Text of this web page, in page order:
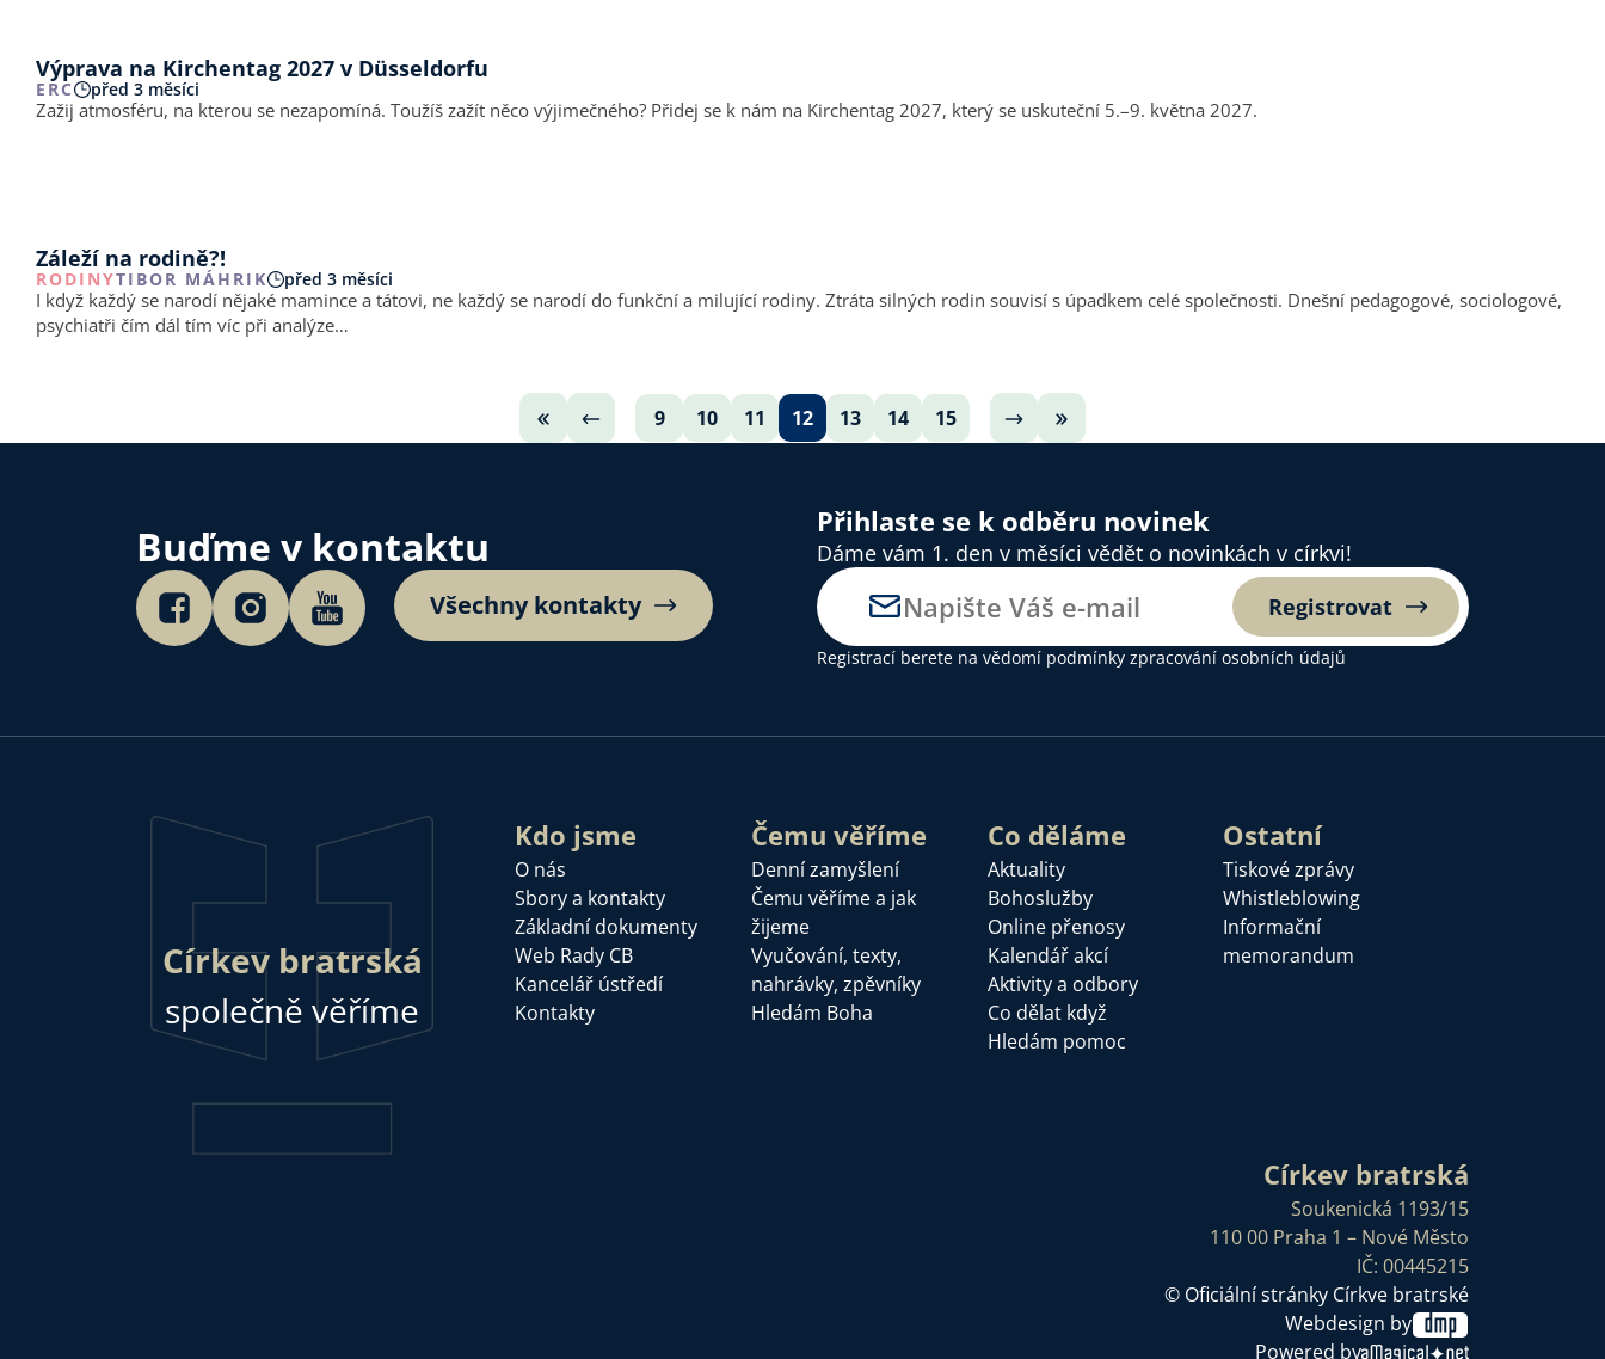
Výprava na Kirchentag 2027 v Düsseldorfu
ERC před 3 měsíci
Zažij atmosféru, na kterou se nezapomíná. Toužíš zažít něco výjimečného? Přidej se k nám na Kirchentag 2027, který se uskuteční 5.–9. května 2027.
Záleží na rodině?!
RODINYTIBOR MÁHRIK před 3 měsíci
I když každý se narodí nějaké mamince a tátovi, ne každý se narodí do funkční a milující rodiny. Ztráta silných rodin souvisí s úpadkem celé společnosti. Dnešní pedagogové, sociologové,
psychiatři čím dál tím víc při analýze…
9 10 11 12 13 14 15
Buďme v kontaktu
Všechny kontakty
Přihlaste se k odběru novinek
Dáme vám 1. den v měsíci vědět o novinkách v církvi!
Registrovat
Registrací berete na vědomí podmínky zpracování osobních údajů
Církev bratrská
společně věříme
Kdo jsme
O nás
Sbory a kontakty
Základní dokumenty
Web Rady CB
Kancelář ústředí
Kontakty
Čemu věříme
Denní zamyšlení
Čemu věříme a jak
žijeme
Vyučování, texty,
nahrávky, zpěvníky
Hledám Boha
Co děláme
Aktuality
Bohoslužby
Online přenosy
Kalendář akcí
Aktivity a odbory
Co dělat když
Hledám pomoc
Ostatní
Tiskové zprávy
Whistleblowing
Informační
memorandum
Církev bratrská
Soukenická 1193/15
110 00 Praha 1 – Nové Město
IČ: 00445215
© Oficiální stránky Církve bratrské
Webdesign by
Powered by